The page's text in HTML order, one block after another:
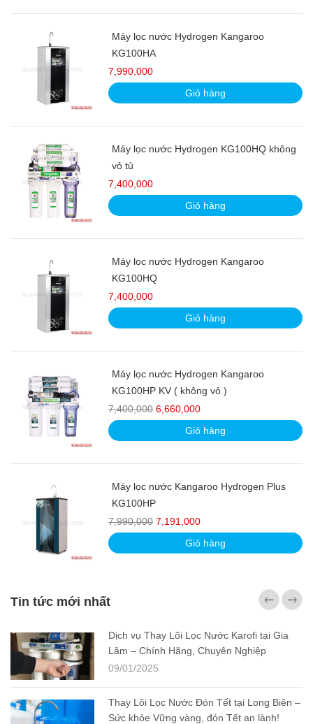
Máy lọc nước Hydrogen Kangaroo
KG100HA
7,990,000
Giỏ hàng
Máy lọc nước Hydrogen KG100HQ không
vỏ tủ
7,400,000
Giỏ hàng
Máy lọc nước Hydrogen Kangaroo
KG100HQ
7,400,000
Giỏ hàng
Máy lọc nước Hydrogen Kangaroo
KG100HP KV ( không vỏ )
7,400,000 6,660,000
Giỏ hàng
Máy lọc nước Kangaroo Hydrogen Plus
KG100HP
7,990,000 7,191,000
Giỏ hàng
Tin tức mới nhất
Dịch vụ Thay Lõi Lọc Nước Karofi tại Gia
Lâm – Chính Hãng, Chuyên Nghiệp
09/01/2025
Thay Lõi Lọc Nước Đón Tết tại Long Biên –
Sức khỏe Vững vàng, đón Tết an lành!